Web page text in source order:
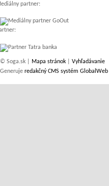
partner:
© Soga.sk | Mapa stránok
Vyhľadávanie
Generuje redakčný CMS systém GlobalWeb